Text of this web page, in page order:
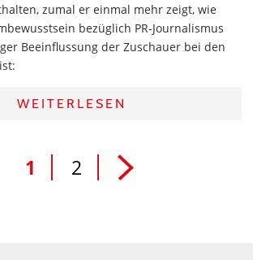
zumal er einmal mehr zeigt, wie
bezüglich PR-Journalismus
Beeinflussung der Zuschauer bei den
WEITERLESEN
1 2